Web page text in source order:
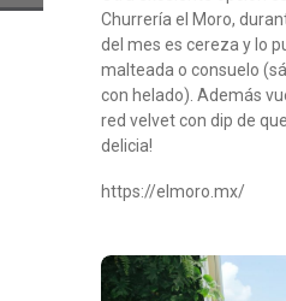
Churrería el Moro,
del mes es cereza y lo
malteada o consuelo
con helado). Además
red velvet con dip de
delicia!
https://elmoro.mx/